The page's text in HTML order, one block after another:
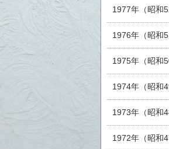
1977年（昭和
1976年（昭和
1975年（昭和
1974年（昭和
1973年（昭和
1972年（昭和